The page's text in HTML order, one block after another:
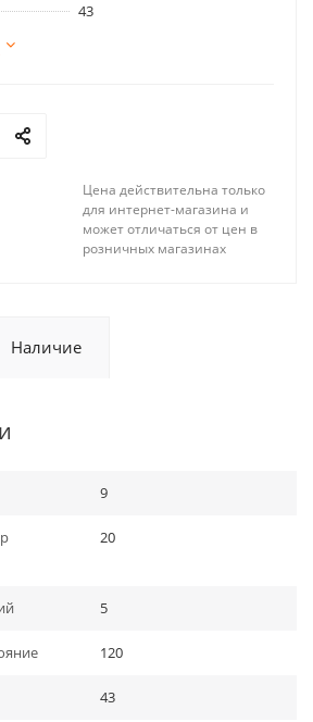
43
Цена действительна только
для интернет-магазина и
может отличаться от цен в
розничных магазинах
Наличие
9
20
5
120
43